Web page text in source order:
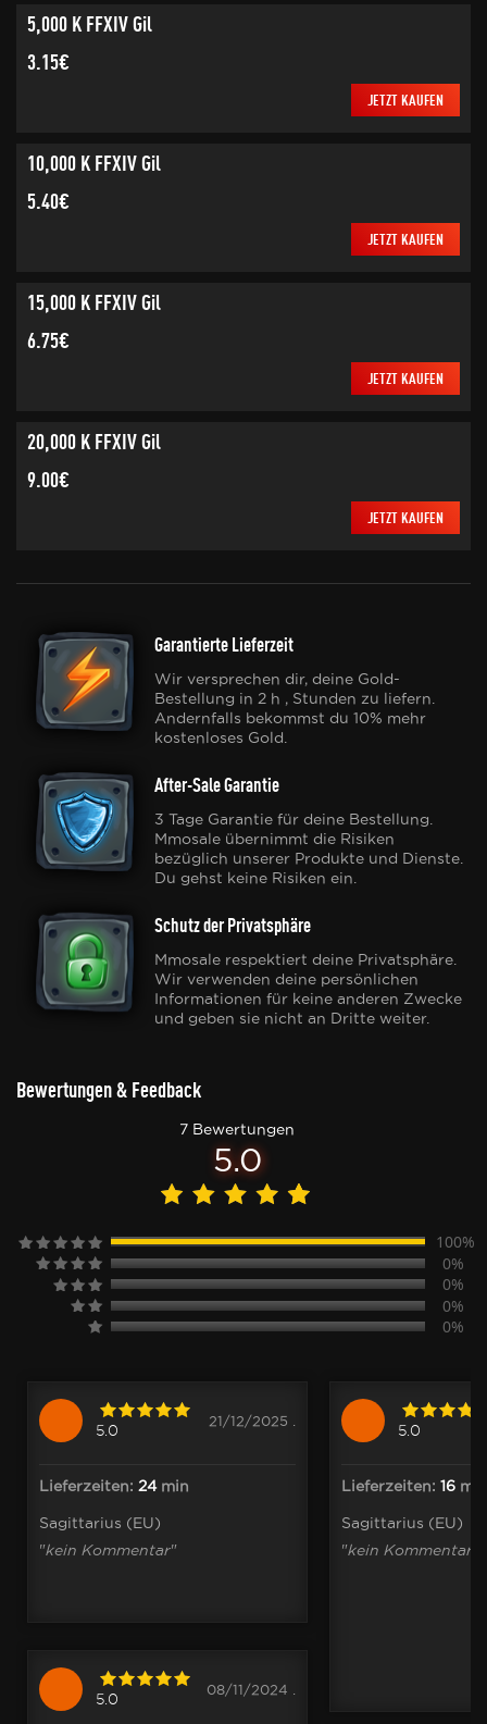
5,000 K FFXIV Gil
3.15€
JETZT KAUFEN
10,000 K FFXIV Gil
5.40€
JETZT KAUFEN
15,000 K FFXIV Gil
6.75€
JETZT KAUFEN
20,000 K FFXIV Gil
9.00€
JETZT KAUFEN
Garantierte Lieferzeit
Wir versprechen dir, deine Gold-
Bestellung in 2 h , Stunden zu liefern.
Andernfalls bekommst du 10% mehr
kostenloses Gold.
After-Sale Garantie
3 Tage Garantie für deine Bestellung.
Mmosale übernimmt die Risiken
bezüglich unserer Produkte und Dienste.
Du gehst keine Risiken ein.
Schutz der Privatsphäre
Mmosale respektiert deine Privatsphäre.
Wir verwenden deine persönlichen
Informationen für keine anderen Zwecke
und geben sie nicht an Dritte weiter.
Bewertungen & Feedback
7 Bewertungen
5.0
100%
0%
0%
0%
0%
5.0
21/12/2025 .
Lieferzeiten: 24min
Sagittarius (EU)
"kein Kommentar"
5.0
08/11/2024 .
5.0
Lieferzeiten: 16 min
Sagittarius (EU)
"kein Kommentar